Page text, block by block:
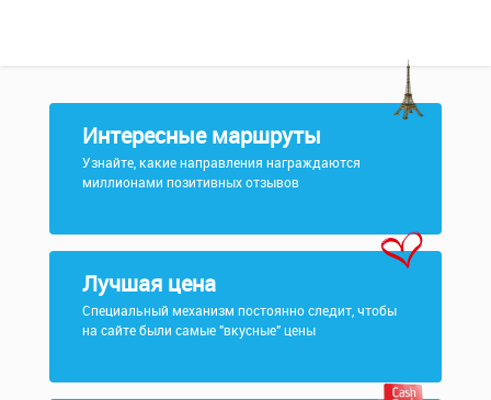
Интересные маршруты
Узнайте, какие направления награждаются
миллионами позитивных отзывов
Лучшая цена
Специальный механизм постоянно следит, чтобы
на сайте были самые "вкусные" цены